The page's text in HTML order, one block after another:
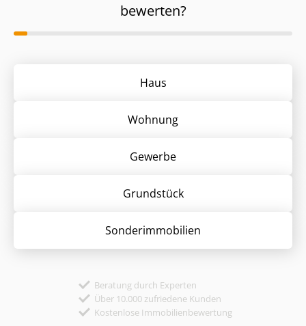
bewerten?
Haus
Wohnung
Gewerbe
Grund­stück
Sonder­immobilien
Beratung durch Experten
Über 10.000 zufriedene Kunden
Kostenlose Immobilienbewertung